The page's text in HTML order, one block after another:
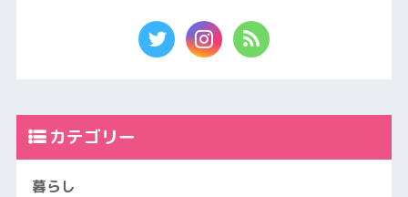
カテゴリー
暮らし